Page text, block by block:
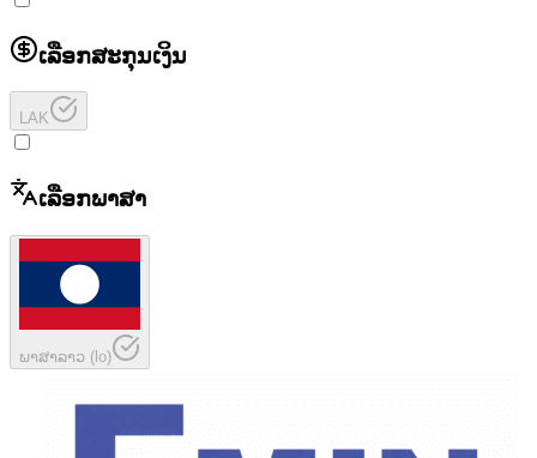
ເລືອກສະກຸນເງິນ
LAK
ເລືອກພາສາ
ພາສາລາວ (lo)